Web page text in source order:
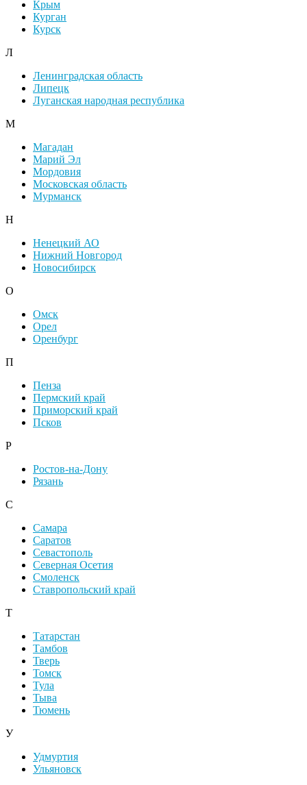
Крым
Курган
Курск
Л
Ленинградская область
Липецк
Луганская народная республика
М
Магадан
Марий Эл
Мордовия
Московская область
Мурманск
Н
Ненецкий АО
Нижний Новгород
Новосибирск
О
Омск
Орел
Оренбург
П
Пенза
Пермский край
Приморский край
Псков
Р
Ростов-на-Дону
Рязань
С
Самара
Саратов
Севастополь
Северная Осетия
Смоленск
Ставропольский край
Т
Татарстан
Тамбов
Тверь
Томск
Тула
Тыва
Тюмень
У
Удмуртия
Ульяновск